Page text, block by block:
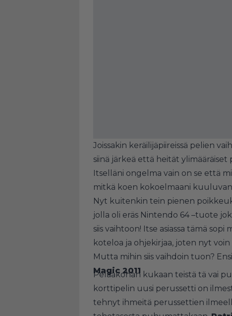
Joissakin keräilijäpiireissä pelien
siinä järkeä että heität ylimääräiset
Itselläni ongelma vain on se että
mitkä koen kokoelmaani kuuluvan
Nyt kuitenkin tein pienen
jolla oli eräs Nintendo 64 –tuote
siis vaihtoon! Itse asiassa tämä
koteloa ja ohjekirjaa, joten nyt
Mutta mihin siis vaihdoin tuon?
Magic 2011
Pelaakohan kukaan teistä tä vai
korttipelin uusi perussetti on
tehnyt ihmeitä perussettien